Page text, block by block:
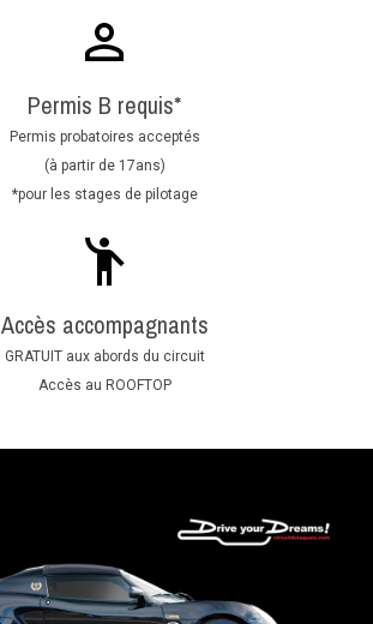
Permis B requis*
Permis probatoires acceptés
(à partir de 17ans)
*pour les stages de pilotage
Accès accompagnants
GRATUIT aux abords du circuit
Accès au ROOFTOP